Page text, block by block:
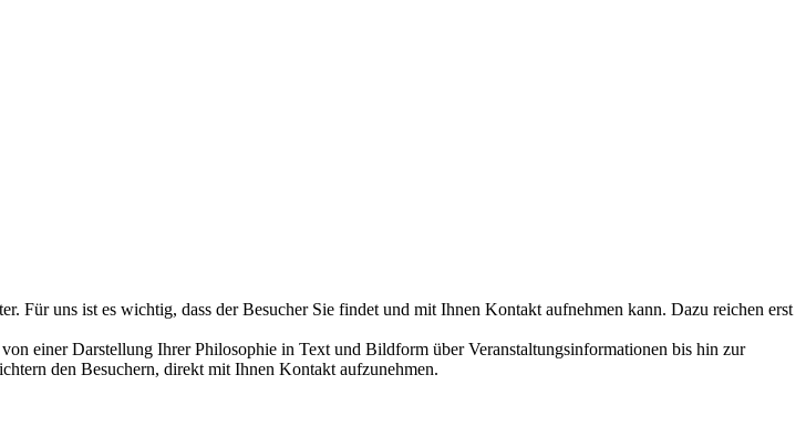
Für uns ist es wichtig, dass der Besucher Sie findet und mit Ihnen Kontakt aufnehmen kann. Dazu reichen erst
einer Darstellung Ihrer Philosophie in Text und Bildform über Veranstaltungsinformationen bis hin zur
den Besuchern, direkt mit Ihnen Kontakt aufzunehmen.